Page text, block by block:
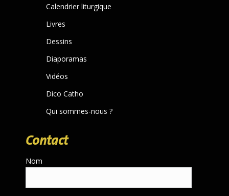
window
Calendrier liturgique
Livres
Dessins
Diaporamas
Vidéos
Dico Catho
Qui sommes-nous ?
Contact
Nom